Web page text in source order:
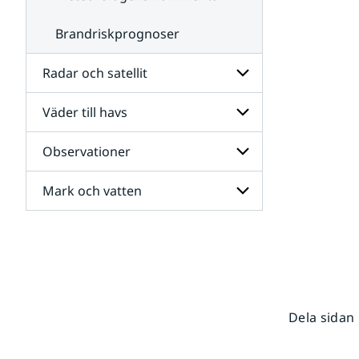
Brandriskprognoser
Radar och satellit
Undersidor
för
Radar
och
satellit
Väder till havs
Undersidor
för
Väder
till
havs
Observationer
Undersidor
för
Mark och vatten
Dela sidan